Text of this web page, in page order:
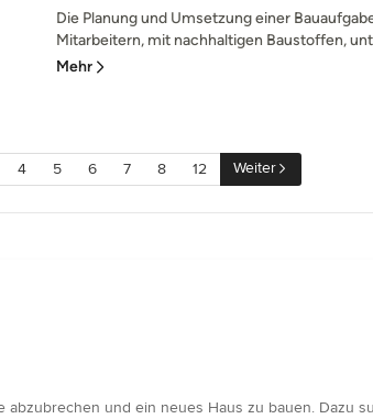
Die Planung und Umsetzung einer
Mitarbeitern, mit nachhaltigen Baustoffen,
Mehr
4 5 6 7 8 12 Weiter
und ein neues Haus zu bauen. Dazu